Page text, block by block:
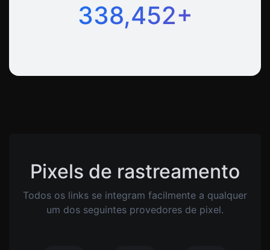
338,452+
Pixels de rastreamento
Todos os links se integram facilmente a qualquer
um dos seguintes provedores de pixel.